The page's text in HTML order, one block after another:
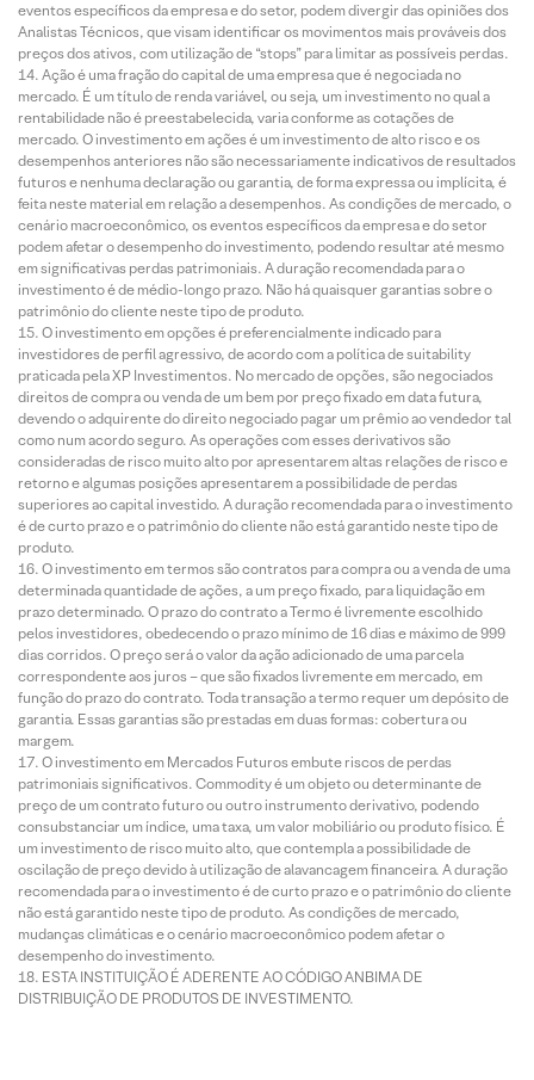
eventos específicos da empresa e do setor, podem divergir das opiniões dos
Analistas Técnicos, que visam identificar os movimentos mais prováveis dos
preços dos ativos, com utilização de “stops” para limitar as possíveis perdas.
Ação é uma fração do capital de uma empresa que é negociada no
mercado. É um título de renda variável, ou seja, um investimento no qual a
rentabilidade não é preestabelecida, varia conforme as cotações de
mercado. O investimento em ações é um investimento de alto risco e os
desempenhos anteriores não são necessariamente indicativos de resultados
futuros e nenhuma declaração ou garantia, de forma expressa ou implícita, é
feita neste material em relação a desempenhos. As condições de mercado, o
cenário macroeconômico, os eventos específicos da empresa e do setor
podem afetar o desempenho do investimento, podendo resultar até mesmo
em significativas perdas patrimoniais. A duração recomendada para o
investimento é de médio-longo prazo. Não há quaisquer garantias sobre o
patrimônio do cliente neste tipo de produto.
O investimento em opções é preferencialmente indicado para
investidores de perfil agressivo, de acordo com a política de suitability
praticada pela XP Investimentos. No mercado de opções, são negociados
direitos de compra ou venda de um bem por preço fixado em data futura,
devendo o adquirente do direito negociado pagar um prêmio ao vendedor tal
como num acordo seguro. As operações com esses derivativos são
consideradas de risco muito alto por apresentarem altas relações de risco e
retorno e algumas posições apresentarem a possibilidade de perdas
superiores ao capital investido. A duração recomendada para o investimento
é de curto prazo e o patrimônio do cliente não está garantido neste tipo de
produto.
O investimento em termos são contratos para compra ou a venda de uma
determinada quantidade de ações, a um preço fixado, para liquidação em
prazo determinado. O prazo do contrato a Termo é livremente escolhido
pelos investidores, obedecendo o prazo mínimo de 16 dias e máximo de 999
dias corridos. O preço será o valor da ação adicionado de uma parcela
correspondente aos juros – que são fixados livremente em mercado, em
função do prazo do contrato. Toda transação a termo requer um depósito de
garantia. Essas garantias são prestadas em duas formas: cobertura ou
margem.
O investimento em Mercados Futuros embute riscos de perdas
patrimoniais significativos. Commodity é um objeto ou determinante de
preço de um contrato futuro ou outro instrumento derivativo, podendo
consubstanciar um índice, uma taxa, um valor mobiliário ou produto físico. É
um investimento de risco muito alto, que contempla a possibilidade de
oscilação de preço devido à utilização de alavancagem financeira. A duração
recomendada para o investimento é de curto prazo e o patrimônio do cliente
não está garantido neste tipo de produto. As condições de mercado,
mudanças climáticas e o cenário macroeconômico podem afetar o
desempenho do investimento.
ESTA INSTITUIÇÃO É ADERENTE AO CÓDIGO ANBIMA DE
DISTRIBUIÇÃO DE PRODUTOS DE INVESTIMENTO.